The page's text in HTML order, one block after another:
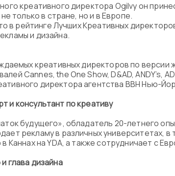
креативного директора Ogilvy он
только в стране, но и в Европе.
в рейтинге Лучших Креативных
и дизайна.
креативных директоров по версии
Cannes, the One Show, D&AD, ANDY’s,
директора агентства BBH Нью-
и консультант по креативу
будущего», обладатель 20-летнего
рекламу в различных университетах, в
Каннах на YDA, а также сотрудничает с
глава дизайна